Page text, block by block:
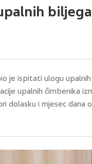
je ispitati ulogu
upalnih čimbenika
dolasku i mjesec